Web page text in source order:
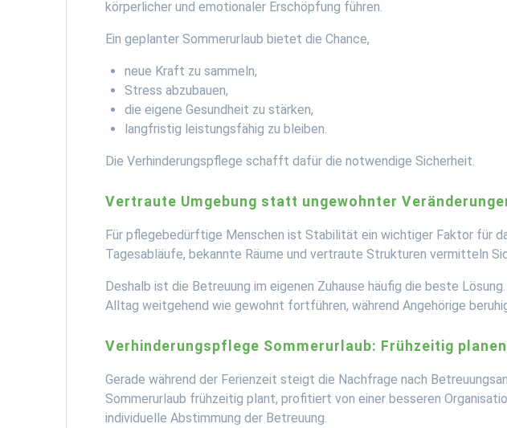
körperlicher und emotionaler Erschöpfung führen.
Ein geplanter Sommerurlaub bietet die Chance,
neue Kraft zu sammeln,
Stress abzubauen,
die eigene Gesundheit zu stärken,
langfristig leistungsfähig zu bleiben.
Die Verhinderungspflege schafft dafür die notwendige Sicherheit.
Vertraute Umgebung statt ungewohnter
Für pflegebedürftige Menschen ist Stabilität ein wichtiger Faktor für
Tagesabläufe, bekannte Räume und vertraute Strukturen vermitteln
Deshalb ist die Betreuung im eigenen Zuhause häufig die beste
Alltag weitgehend wie gewohnt fortführen, während Angehörige
Verhinderungspflege Sommerurlaub: Frühzeitig
Gerade während der Ferienzeit steigt die Nachfrage nach
Sommerurlaub frühzeitig plant, profitiert von einer besseren
individuelle Abstimmung der Betreuung.